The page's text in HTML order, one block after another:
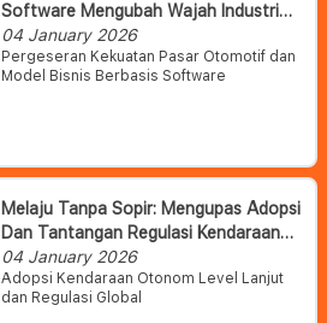
Software Mengubah Wajah Industri
Otomotif Dan Daya Saing Pasar
04 January 2026
Pergeseran Kekuatan Pasar Otomotif dan
Model Bisnis Berbasis Software
Melaju Tanpa Sopir: Mengupas Adopsi
Dan Tantangan Regulasi Kendaraan
Otonom Level Lanjut
04 January 2026
Adopsi Kendaraan Otonom Level Lanjut
dan Regulasi Global